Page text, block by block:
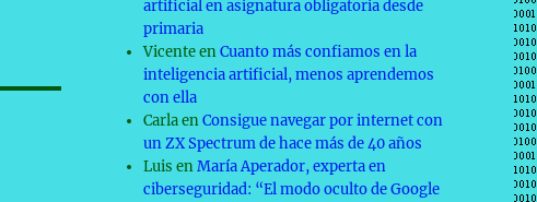
artificial en asignatura obligatoria desde
primaria
VicenteenCuanto más confiamos en la
inteligencia artificial, menos aprendemos
con ella
CarlaenConsigue navegar por internet con
un ZX Spectrum de hace más de 40 años
Luis enMaría Aperador, experta en
ciberseguridad: “El modo oculto de Google